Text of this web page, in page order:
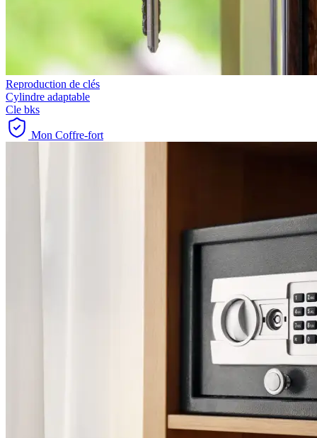
Reproduction de clés
Cylindre adaptable
Cle bks
Mon Coffre-fort